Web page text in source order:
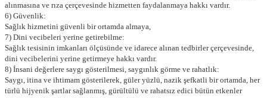
alınmasına ve rıza çerçevesinde hizmetten faydalanmaya hakkı vardır.
6) Güvenlik:
Sağlık hizmetini güvenli bir ortamda almaya,
7) Dini vecibeleri yerine getirebilme:
Sağlık tesisinin imkanları ölçüsünde ve idarece alınan tedbirler çerçevesinde,
dini vecibelerini yerine getirmeye hakkı vardır.
8) İnsani değerlere saygı gösterilmesi, saygınlık görme ve rahatlık:
Saygı, itina ve ihtimam gösterilerek, güler yüzlü, nazik şefkatli bir ortamda, her
türlü hijyenik şartlar sağlanmış, gürültülü ve rahatsız edici bütün etkenler